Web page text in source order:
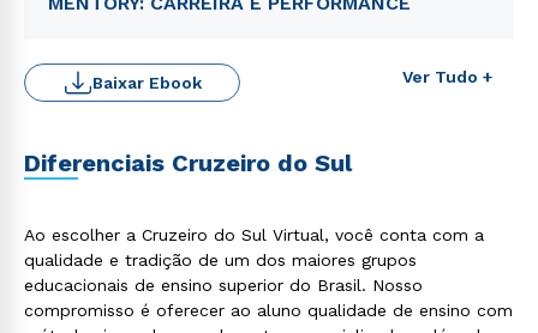
Ver Tudo +
Baixar Ebook
Diferenciais Cruzeiro do Sul
Ao escolher a Cruzeiro do Sul Virtual, você conta com a
qualidade e tradição de um dos maiores grupos
educacionais de ensino superior do Brasil. Nosso
compromisso é oferecer ao aluno qualidade de ensino com
Rápido e fácil
WhatsApp